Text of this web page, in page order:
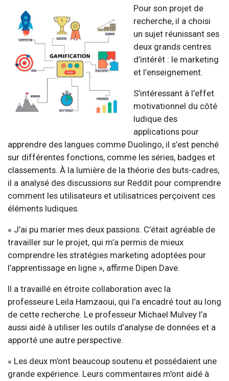
Pour son projet de
recherche, il a choisi
un sujet réunissant ses
deux grands centres
d’intérêt : le marketing
et l’enseignement.
S’intéressant à l’effet
motivationnel du côté
ludique des
applications pour
apprendre des langues comme Duolingo, il s’est penché
sur différentes fonctions, comme les séries, badges et
classements. À la lumière de la théorie des buts-cadres,
il a analysé des discussions sur Reddit pour comprendre
comment les utilisateurs et utilisatrices perçoivent ces
éléments ludiques.
« J’ai pu marier mes deux passions. C’était agréable de
travailler sur le projet, qui m’a permis de mieux
comprendre les stratégies marketing adoptées pour
l’apprentissage en ligne », affirme Dipen Dave.
Il a travaillé en étroite collaboration avec la
professeure Leila Hamzaoui, qui l’a encadré tout au long
de cette recherche. Le professeur Michael Mulvey l’a
aussi aidé à utiliser les outils d’analyse de données et a
apporté une autre perspective.
« Les deux m’ont beaucoup soutenu et possédaient une
grande expérience. Leurs commentaires m’ont aidé à